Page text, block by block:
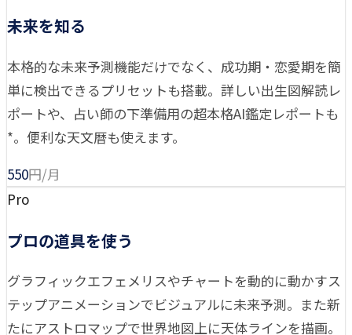
未来を知る
本格的な未来予測機能だけでなく、成功期・恋愛期を簡
単に検出できるプリセットも搭載。詳しい出生図解読レ
ポートや、占い師の下準備用の超本格AI鑑定レポートも
*。便利な天文暦も使えます。
550円/月
Pro
プロの道具を使う
グラフィックエフェメリスやチャートを動的に動かすス
テップアニメーションでビジュアルに未来予測。また新
たにアストロマップで世界地図上に天体ラインを描画。